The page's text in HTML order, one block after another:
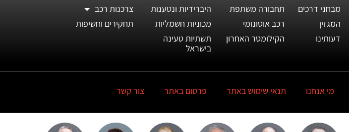
מבחני דרכים
המגזין
דעותינו
תחבורה משתפת
רכב אוטונומי
הקילומטר האחרון
היברידיות ונטענות
מכוניות חשמליות
תשתיות טעינה
בישראל
צרכנות רכב
תחקירים וחשיפות
מי אנחנו תנאי שימוש באתר פרסום באתר צור קשר